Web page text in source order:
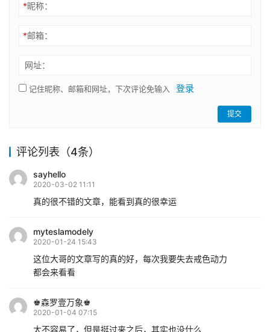
*昵称：
*邮箱：
网址：
记住昵称、邮箱和网址，下次评论免输入 登录
提交
评论列表（4条）
sayhello
2020-03-02 11:11
真的很不错的文章，能看到真的很幸运
myteslamodely
2020-01-24 15:43
这位大哥的文章写的真的好，每次我要失去戒色动力
都会来看看
♚森罗壹万象♚
2020-01-04 07:15
太不容易了，但是挺过来之后，其实也没什么